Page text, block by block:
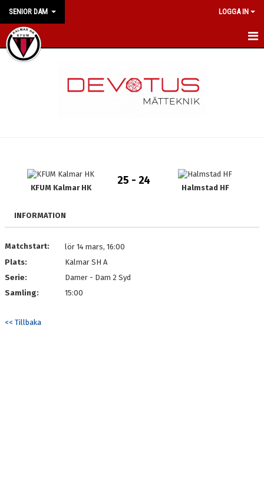
SENIOR DAM LOGGA IN
HEM
BILDGALLERI
DOKUMENT
KFUM Kalmar HK
25 - 24
Halmstad HF
INFORMATION
Matchstart:
lör 14 mars, 16:00
Plats:
Kalmar SH A
Serie:
Damer - Dam 2 Syd
Samling:
15:00
<< Tillbaka